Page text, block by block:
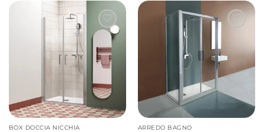
BOX DOCCIA NICCHIA ARREDO BAGNO